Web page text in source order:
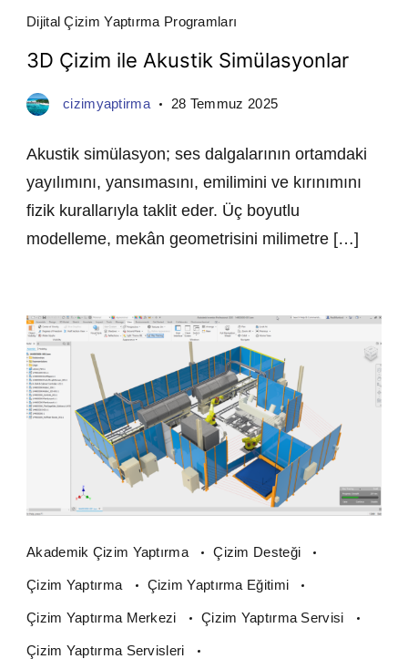
Dijital Çizim Yaptırma Programları
3D Çizim ile Akustik Simülasyonlar
cizimyaptirma 28 Temmuz 2025
Akustik simülasyon; ses dalgalarının ortamdaki
yayılımını, yansımasını, emilimini ve kırınımını
fizik kurallarıyla taklit eder. Üç boyutlu
modelleme, mekân geometrisini milimetre […]
Akademik Çizim Yaptırma Çizim Desteği
Çizim Yaptırma Çizim Yaptırma Eğitimi
Çizim Yaptırma Merkezi Çizim Yaptırma Servisi
Çizim Yaptırma Servisleri